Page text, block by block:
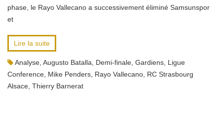
phase, le Rayo Vallecano a successivement éliminé Samsunspor
et
Lire la suite
Analyse Augusto Batalla Demi-finale Gardiens Ligue
Conference Mike Penders Rayo Vallecano RC Strasbourg
Alsace Thierry Barnerat